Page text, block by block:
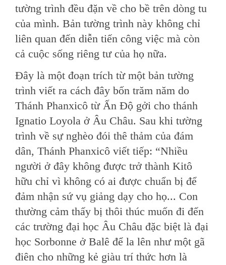
tường trình đều đặn về cho bề trên dòng tu
của mình. Bản tường trình này không chỉ
liên quan đến diễn tiến công việc mà còn
cả cuộc sống riêng tư của họ nữa.
Ðây là một đoạn trích từ một bản tường
trình viết ra cách đây bốn trăm năm do
Thánh Phanxicô từ Ấn Ðộ gởi cho thánh
Ignatio Loyola ở Âu Châu. Sau khi tường
trình về sự nghèo đói thê thảm của đám
dân, Thánh Phanxicô viết tiếp: “Nhiều
người ở đây không được trở thành Kitô
hữu chỉ vì không có ai được chuẩn bị để
đảm nhận sứ vụ giảng dạy cho họ... Con
thường cảm thấy bị thôi thúc muốn đi đến
các trường đại học Âu Châu đặc biệt là đại
học Sorbonne ở Balê để la lên như một gã
điên cho những kẻ giàu trí thức hơn là